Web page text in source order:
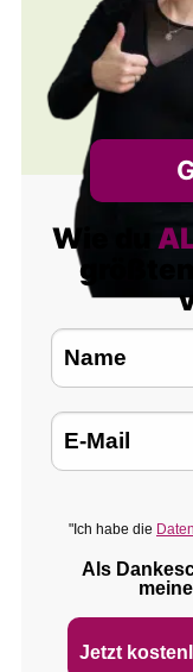
Wie du
"Ich habe die
Als
Jetzt